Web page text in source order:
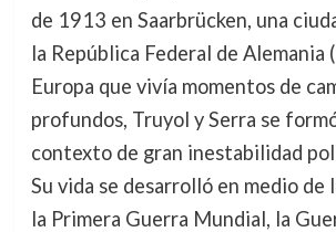
de 1913 en Saarbrücken, una
la República Federal de Alemania
Europa que vivía momentos de
profundos, Truyol y Serra se
contexto de gran inestabilidad
Su vida se desarrolló en medio de
la Primera Guerra Mundial, la